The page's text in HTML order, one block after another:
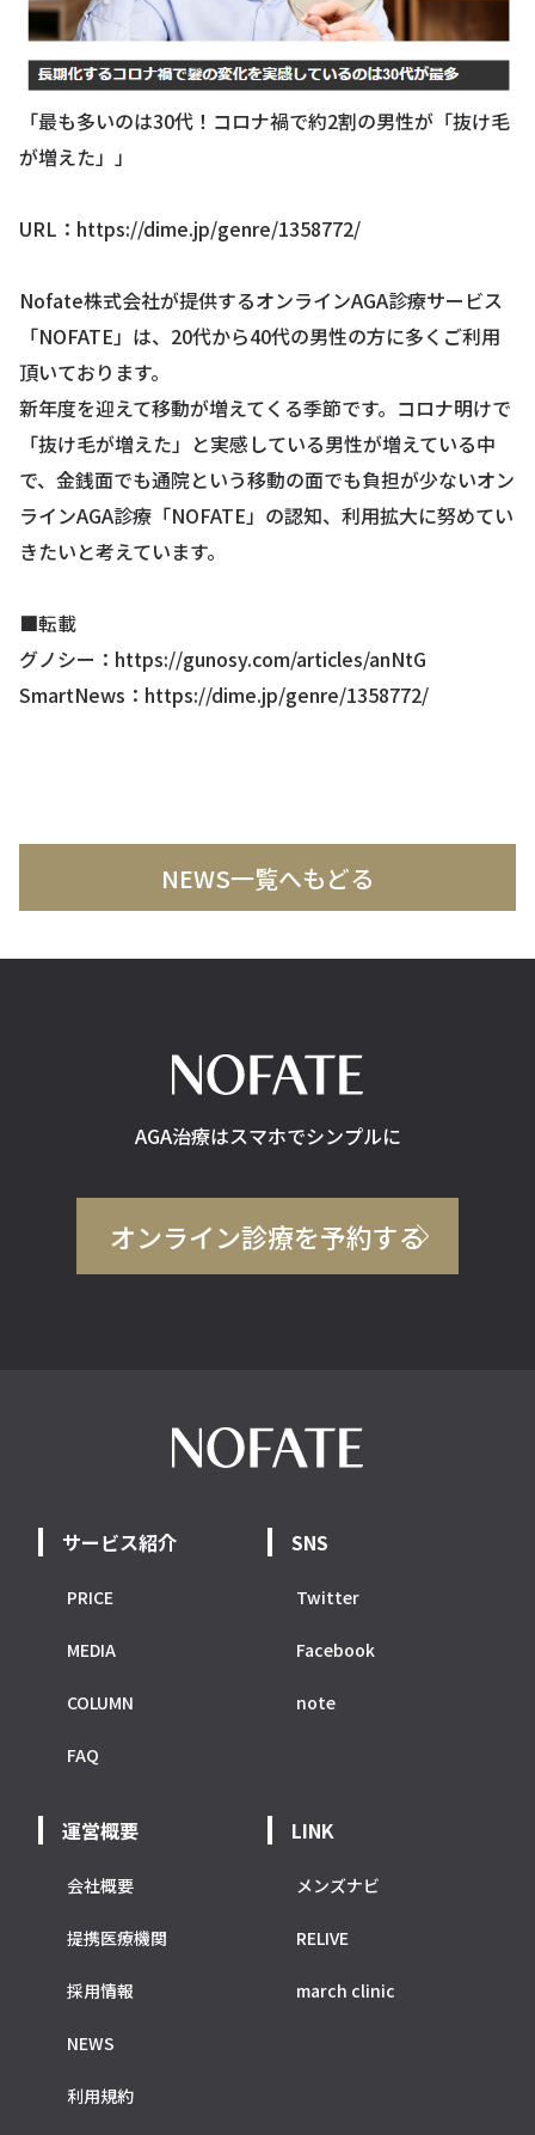
「最も多いのは30代！コロナ禍で約2割の男性が「抜け毛
が増えた」」
URL： https://dime.jp/genre/1358772/
Nofate株式会社が提供するオンラインAGA診療サービス
「NOFATE」は、20代から40代の男性の方に多くご利用
頂いております。
新年度を迎えて移動が増えてくる季節です。コロナ明けで
「抜け毛が増えた」と実感している男性が増えている中
で、金銭面でも通院という移動の面でも負担が少ないオン
ラインAGA診療「NOFATE」の認知、利用拡大に努めてい
きたいと考えています。
■転載
グノシー： https://gunosy.com/articles/anNtG
SmartNews： https://dime.jp/genre/1358772/
NEWS一覧へもどる
AGA治療はスマホでシンプルに
オンライン診療を予約する
サービス紹介
PRICE
MEDIA
COLUMN
FAQ
SNS
Twitter
Facebook
note
運営概要
会社概要
提携医療機関
採用情報
NEWS
利用規約
LINK
メンズナビ
RELIVE
march clinic